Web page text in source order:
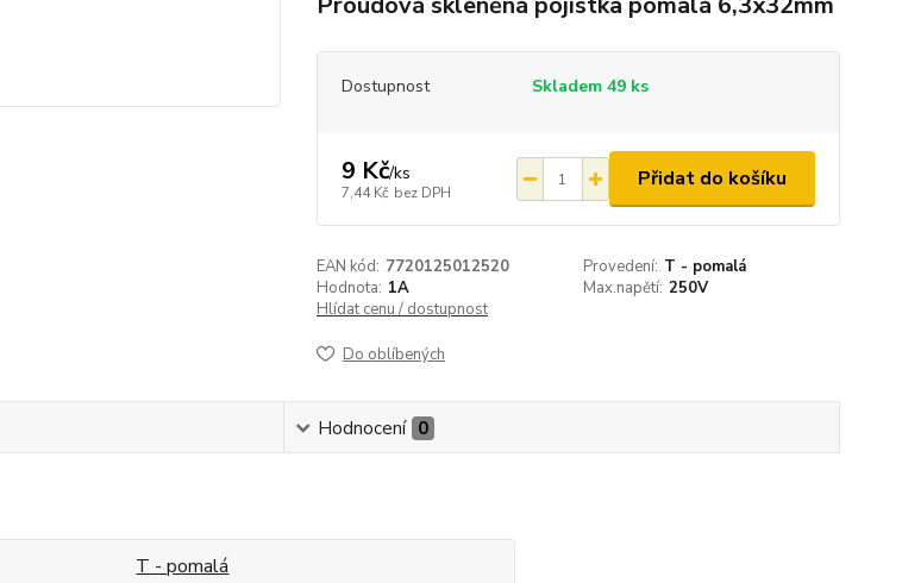
Dostupnost Skladem 49 ks
9 Kč/ks
7,44 Kč bez DPH
Přidat do košíku
EAN kód: 7720125012520 Provedení: T - pomalá
Hodnota: 1A Max.napětí: 250V
Hlídat cenu / dostupnost
Do oblíbených
Hodnocení 0
T - pomalá